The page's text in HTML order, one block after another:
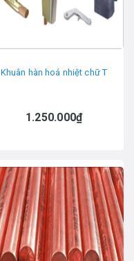
Khuân hàn hoá nhiệt chữ T
1.250.000₫